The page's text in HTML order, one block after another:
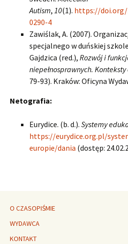
Autism, 10(1). https://doi.org/
0290-4
Zawiślak, A. (2007).
specjalnego w duńskiej
Gajdzica (red.), Rozwój i
niepełnosprawnych.
79-93). Kraków: Oficyna
Netografia:
Eurydice. (b. d.). Systemy
https://eurydice.org.pl/
europie/dania (dostęp:
O CZASOPIŚMIE
WYDAWCA
KONTAKT